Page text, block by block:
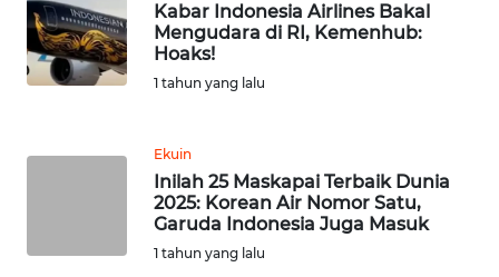
Kabar Indonesia Airlines Bakal
Mengudara di RI, Kemenhub:
Hoaks!
1 tahun yang lalu
Ekuin
Inilah 25 Maskapai Terbaik Dunia
2025: Korean Air Nomor Satu,
Garuda Indonesia Juga Masuk
1 tahun yang lalu
WN
JAMBI